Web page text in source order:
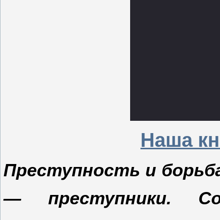
Наша
Преступность и
— преступники.